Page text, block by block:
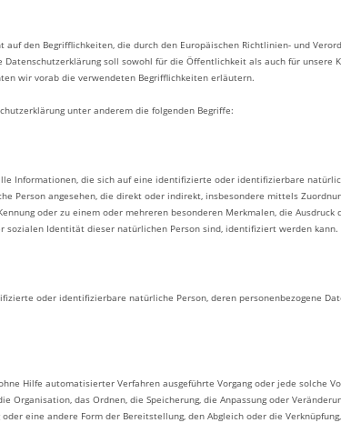
auf den Begrifflichkeiten, die durch den Europäischen Richtlinien- und
Datenschutzerklärung soll sowohl für die Öffentlichkeit als auch für
wir vorab die verwendeten Begrifflichkeiten erläutern.
unter anderem die folgenden Begriffe:
Informationen, die sich auf eine identifizierte oder identifizierbare
Person angesehen, die direkt oder indirekt, insbesondere mittels
oder zu einem oder mehreren besonderen Merkmalen, die Ausdruck
sozialen Identität dieser natürlichen Person sind, identifiziert werden kann.
oder identifizierbare natürliche Person, deren personenbezogene
Hilfe automatisierter Verfahren ausgeführte Vorgang oder jede solche
Organisation, das Ordnen, die Speicherung, die Anpassung oder
eine andere Form der Bereitstellung, den Abgleich oder die